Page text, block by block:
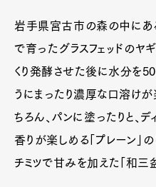
岩手県宮古市の森の中にあ
で育ったグラスフェッドのヤ
くり発酵させた後に水分を50
うにまったり濃厚な口溶けが
ちろん、パンに塗ったりと、デ
香りが楽しめる「プレーン」
チミツで甘みを加えた「和三